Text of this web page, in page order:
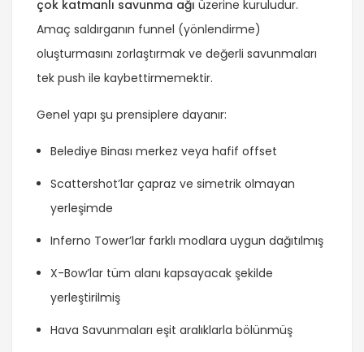
çok katmanlı savunma ağı üzerine kuruludur.
Amaç saldırganın funnel (yönlendirme)
oluşturmasını zorlaştırmak ve değerli savunmaları
tek push ile kaybettirmemektir.
Genel yapı şu prensiplere dayanır:
Belediye Binası merkez veya hafif offset
Scattershot’lar çapraz ve simetrik olmayan
yerleşimde
Inferno Tower’lar farklı modlara uygun dağıtılmış
X-Bow’lar tüm alanı kapsayacak şekilde
yerleştirilmiş
Hava Savunmaları eşit aralıklarla bölünmüş